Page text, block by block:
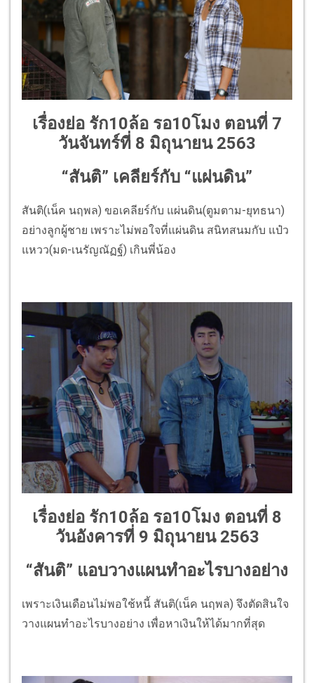
เรื่องย่อ รัก10ล้อ รอ10โมง ตอนที่ 7
วันจันทร์ที่ 8 มิถุนายน 2563
“สันติ” เคลียร์กับ “แผ่นดิน”
สันติ(เน็ค นฤพล) ขอเคลียร์กับ แผ่นดิน(ตูมตาม-ยุทธนา)
อย่างลูกผู้ชาย เพราะไม่พอใจที่แผ่นดิน สนิทสนมกับ แป๋ว
แหวว(มด-เนรัญณัฏฐ์) เกินพี่น้อง
เรื่องย่อ รัก10ล้อ รอ10โมง ตอนที่ 8
วันอังคารที่ 9 มิถุนายน 2563
“สันติ” แอบวางแผนทำอะไรบางอย่าง
เพราะเงินเดือนไม่พอใช้หนี้ สันติ(เน็ค นฤพล) จึงตัดสินใจ
วางแผนทำอะไรบางอย่าง เพื่อหาเงินให้ได้มากที่สุด